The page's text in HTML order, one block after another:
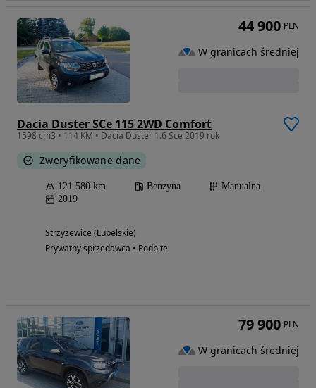
Dacia Duster SCe 115 2WD Comfort
1598 cm3 • 114 KM • Dacia Duster 1.6 Sce 2019 rok
Zweryfikowane dane
121 580 km Benzyna
Manualna
2019
Strzyżewice (Lubelskie)
Prywatny sprzedawca • Podbite
44 900 PLN
W granicach średniej
79 900 PLN
W granicach średniej